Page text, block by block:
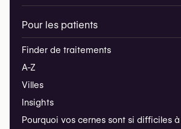
Pour les patients
Finder de traitements
A-Z
Villes
Insights
Pourquoi vos cernes sont si difficiles